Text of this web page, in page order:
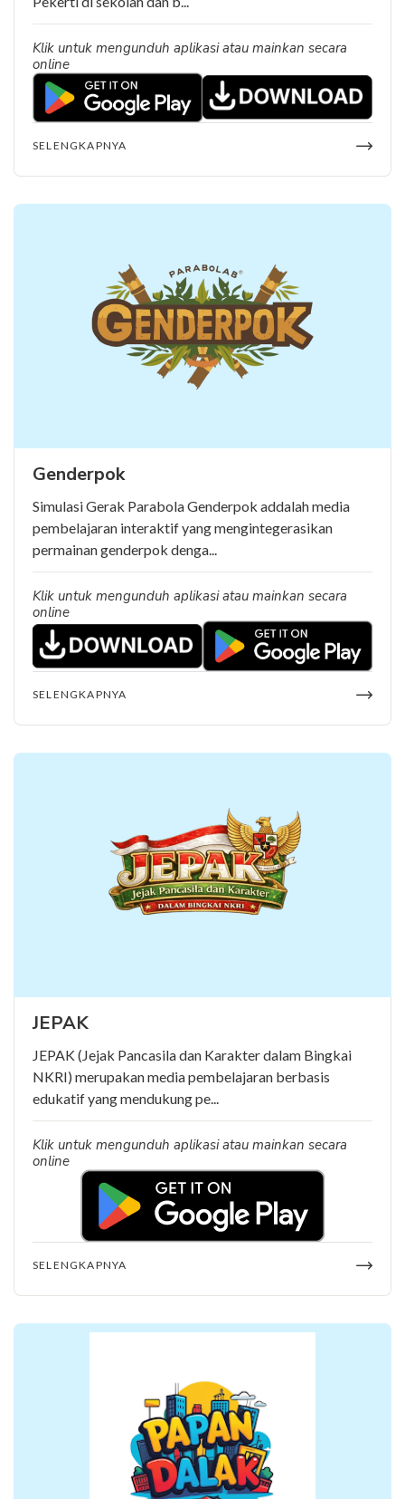
Klik untuk mengunduh aplikasi atau mainkan secara
online
SELENGKAPNYA
Genderpok
Simulasi Gerak Parabola Genderpok addalah media
pembelajaran interaktif yang mengintegerasikan
permainan genderpok denga...
Klik untuk mengunduh aplikasi atau mainkan secara
online
SELENGKAPNYA
JEPAK
JEPAK (Jejak Pancasila dan Karakter dalam Bingkai
NKRI) merupakan media pembelajaran berbasis
edukatif yang mendukung pe...
Klik untuk mengunduh aplikasi atau mainkan secara
online
SELENGKAPNYA